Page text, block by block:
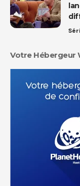
Votre Hébergeur